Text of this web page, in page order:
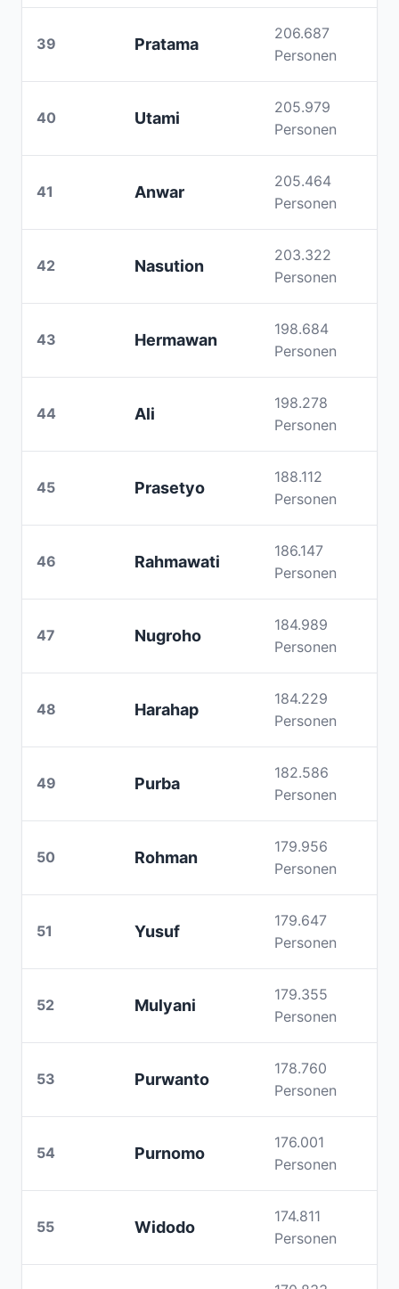
39 Pratama
206.687
Personen
40 Utami
205.979
Personen
41 Anwar
205.464
Personen
42 Nasution
203.322
Personen
43 Hermawan
198.684
Personen
44 Ali
198.278
Personen
45 Prasetyo
188.112
Personen
46 Rahmawati
186.147
Personen
47 Nugroho
184.989
Personen
48 Harahap
184.229
Personen
49 Purba
182.586
Personen
50 Rohman
179.956
Personen
51 Yusuf
179.647
Personen
52 Mulyani
179.355
Personen
53 Purwanto
178.760
Personen
54 Purnomo
176.001
Personen
55 Widodo
174.811
Personen